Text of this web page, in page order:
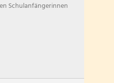
Schulanfängerinnen